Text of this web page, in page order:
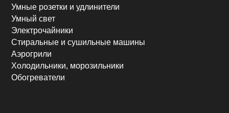
Умные розетки и удлинители
Умный свет
Электрочайники
Стиральные и сушильные машины
Аэрогрили
Холодильники, морозильники
Обогреватели